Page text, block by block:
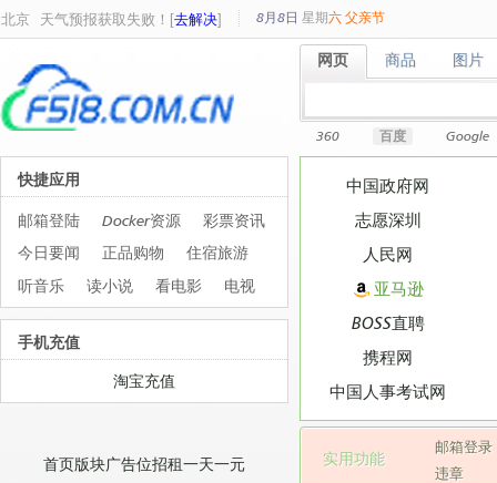
北京 天气预报获取失败！[去解决] 8月8日 星期六 父亲节
网页
网页 商品
商品 图片
图片
360 百度 Google
中国政府网
志愿深圳
人民网
亚马逊
BOSS直聘
携程网
中国人事考试网
实用功能
邮箱登录
违章
快捷应用
邮箱登陆 Docker资源
彩票资讯
今日要闻
正品购物
住宿旅游
听音乐
读小说 看电影 电视
手机充值
淘宝充值
首页版块广告位招租一天一元